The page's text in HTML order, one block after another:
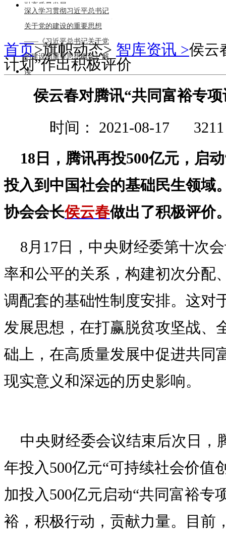
融高质量发展
深入学习贯彻习近平总书记
关于党的建设的重要思想
——《习近平总书记关于党
的建设的重要思想概论》解
读
首页>旗帜动态> 智库资讯 >侯云
计划”作出积极评价
侯云春对腾讯“共同富裕专
时间： 2021-08-17
18日，腾讯再投500亿元，启
投入到中国社会的基础民生领域
协会会长侯云春做出了积极评价
8月17日，中央财经委第十次
率和公平的关系，构建初次分配
调配套的基础性制度安排。这对
发展思想，在打赢脱贫攻坚战、
础上，在高质量发展中促进共同
现实意义和深远的历史影响。
中央财经委会议结束后次日，
年投入500亿元“可持续社会价值
加投入500亿元启动“共同富裕专
裕，积极行动，贡献力量。目前